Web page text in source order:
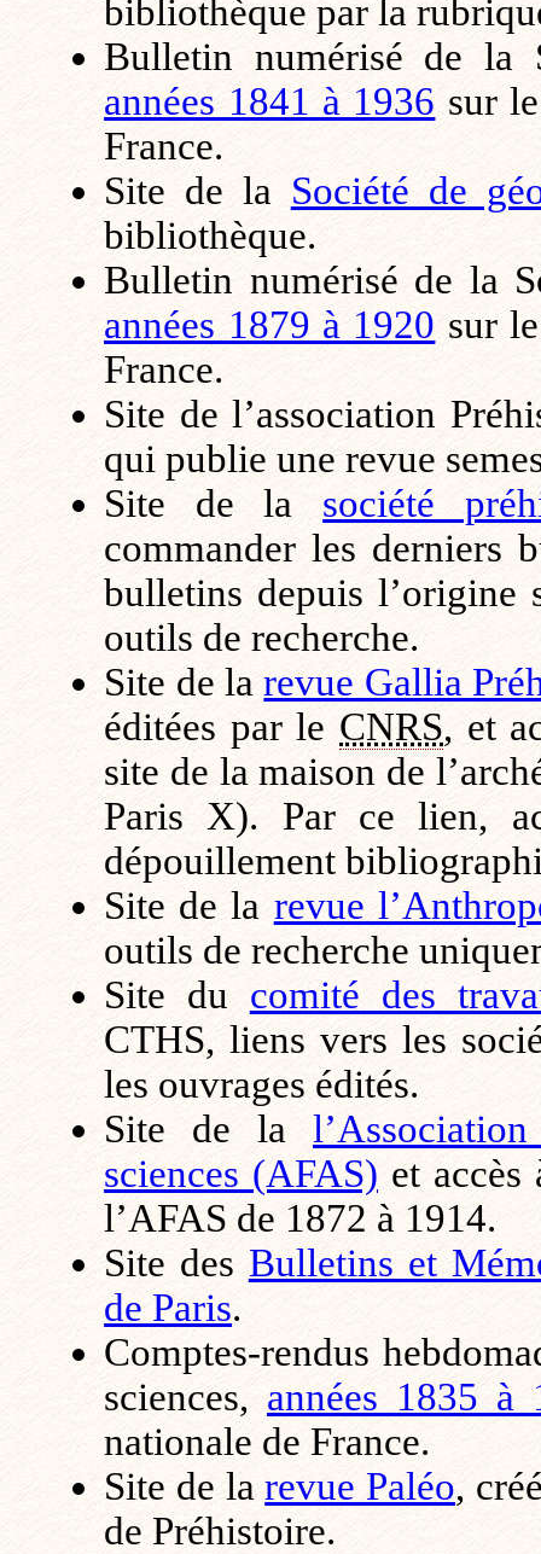
bibliothèque par la
Bulletin numérisé de la
années 1841 à 1936 sur
France.
Site de la Société de
bibliothèque.
Bulletin numérisé de la
années 1879 à 1920 sur
France.
Site de l’association
qui publie une revue
Site de la société
commander les derniers
bulletins depuis l’origine
outils de recherche.
Site de larevue Gallia
éditées par le CNRS, et
site de la maison de
Paris X). Par ce lien,
dépouillement
Site de la revue
outils de recherche
Site du comité des
CTHS, liens vers les
les ouvrages édités.
Site de la
sciences (AFAS) et
l’AFAS de 1872 à 1914.
Site des Bulletins et
de Paris.
Comptes-rendus
sciences, années 1835 à
nationale de France.
Site de larevue Paléo,
de Préhistoire.